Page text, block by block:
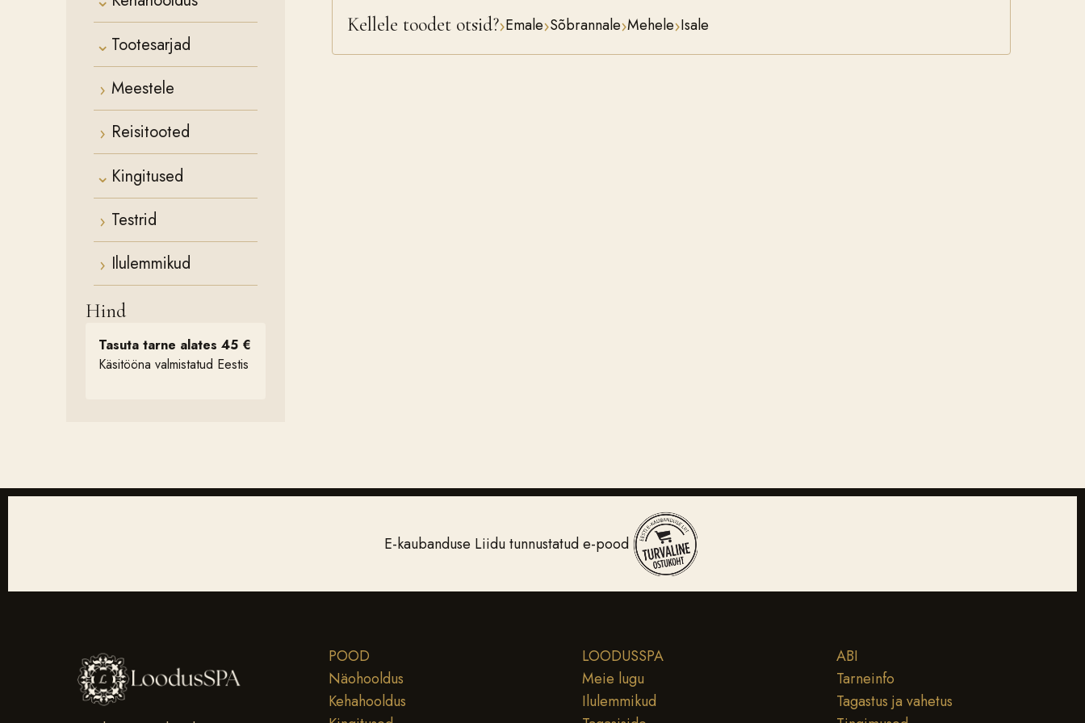
⌄ Tootesarjad
› Meestele
› Reisitooted
⌄ Kingitused
› Testrid
› Ilulemmikud
Hind
Tasuta tarne alates 45 €
Käsitööna valmistatud Eestis
Kellele toodet otsid?›Emale›Sõbrannale›Mehele›Isale
E-kaubanduse Liidu tunnustatud e-pood
POOD
Näohooldus
Kehahooldus
LOODUSSPA
Meie lugu
Ilulemmikud
ABI
Tarneinfo
Tagastus ja vahetus